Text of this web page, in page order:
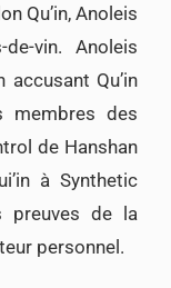
Qu’in, Anoleis
vin. Anoleis
Qu’in
membres des
de Hanshan
à Synthetic
preuves de la
personnel.